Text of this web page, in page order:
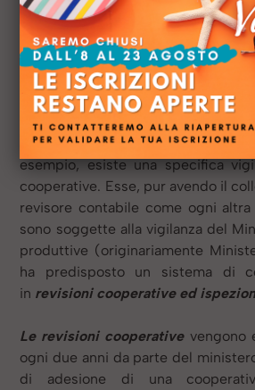
amministrazione
Accanto ai soggetti del controllo
civile e comuni a tutte le tipologie
funzioni di controllo
particolari la cui disciplina è
direttamente da Enti o Istituzioni
esempio, esiste una specifica
cooperative. Esse, pur avendo il
revisore contabile come ogni
sono soggette alla vigilanza del
produttive (originariamente
ha predisposto un sistema di
in revisioni cooperative ed
Le revisioni cooperativevengono
ogni due anni da parte del
di adesione di una